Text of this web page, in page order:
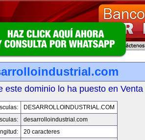
este dominio lo ha puesto en Venta
DESARROLLOINDUSTRIAL.COM
desarrolloindustrial.com
20 caracteres